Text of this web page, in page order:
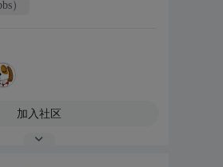
）
加入社区